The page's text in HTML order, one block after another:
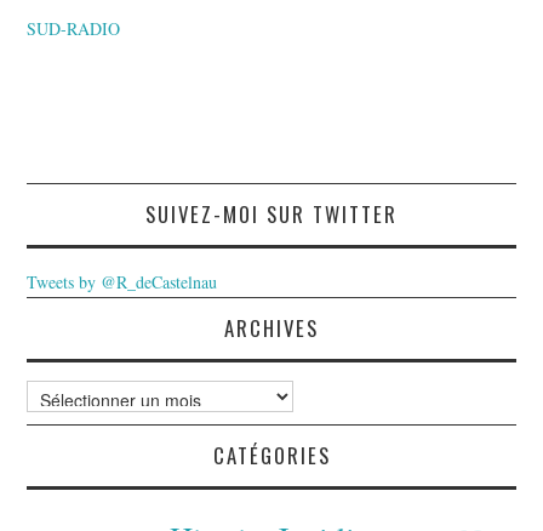
SUD-RADIO
SUIVEZ-MOI SUR TWITTER
Tweets by @R_deCastelnau
ARCHIVES
Archives
CATÉGORIES